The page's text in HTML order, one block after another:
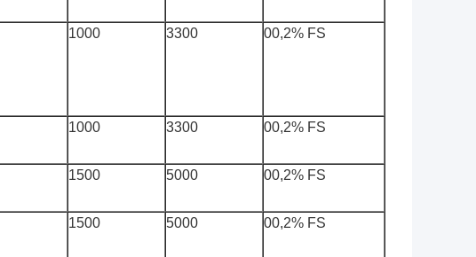
1000 3300 00,2% FS
1000 3300 00,2% FS
1500 5000 00,2% FS
1500 5000 00,2% FS